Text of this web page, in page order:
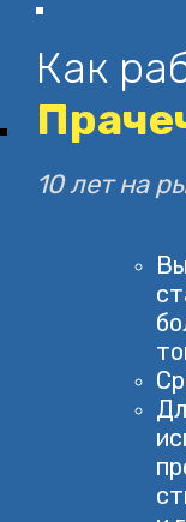
Как
10 лет на